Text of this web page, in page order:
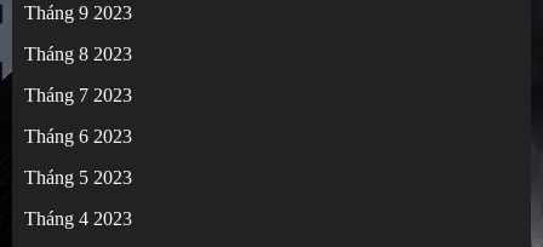
Tháng 9 2023
Tháng 8 2023
Tháng 7 2023
Tháng 6 2023
Tháng 5 2023
Tháng 4 2023